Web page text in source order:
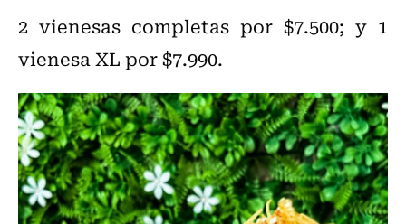
2 vienesas completas por $7.500; y 1
vienesa XL por $7.990.